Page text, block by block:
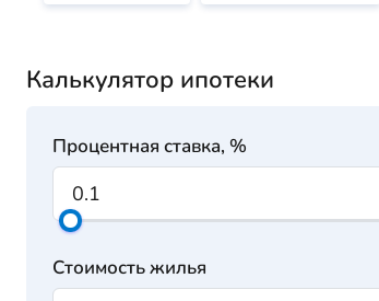
Калькулятор ипотеки
Процентная ставка, %
Стоимость жилья